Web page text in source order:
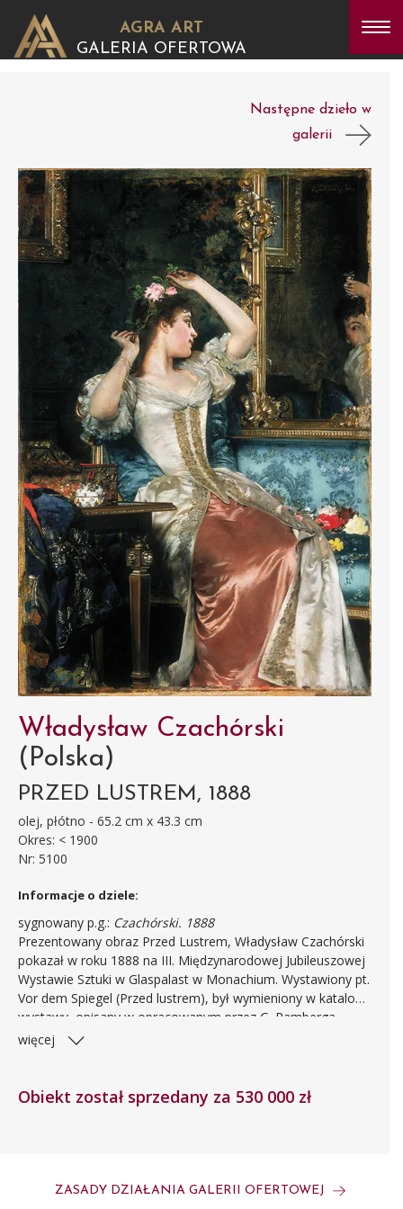
AGRA ART
GALERIA OFERTOWA
Następne dzieło w
galerii
Władysław Czachórski
(Polska)
PRZED LUSTREM, 1888
olej, płótno - 65.2 cm x 43.3 cm
Okres: < 1900
Nr: 5100
Informacje o dziele:
sygnowany p.g.: Czachórski. 1888
Prezentowany obraz Przed Lustrem, Władysław Czachórski
pokazał w roku 1888 na III. Międzynarodowej Jubileuszowej
Wystawie Sztuki w Glaspalast w Monachium. Wystawiony pt.
Vor dem Spiegel (Przed lustrem), był wymieniony w katalogu
wystawy, opisany w opracowanym przez G. Ramberga
przewodniku po wystawie i reprodukowany w pracy znanego
ilustracja artykułu szerzej omawiającym twórczość malarza.
Autorzy owych opracowań opisywali obraz jako pełen
drobiazgów czy kwiatów. Czachórski, który czasem
więcej
Obiekt został sprzedany za 530 000 zł
ZASADY DZIAŁANIA GALERII OFERTOWEJ